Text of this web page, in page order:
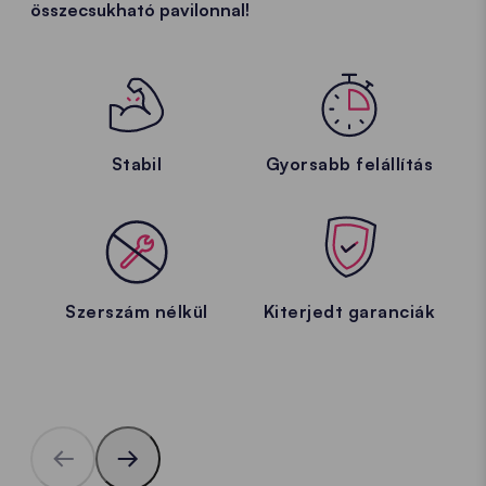
összecsukható pavilonnal!
Stabil Gyorsabb felállítás
Szerszám nélkül Kiterjedt garanciák